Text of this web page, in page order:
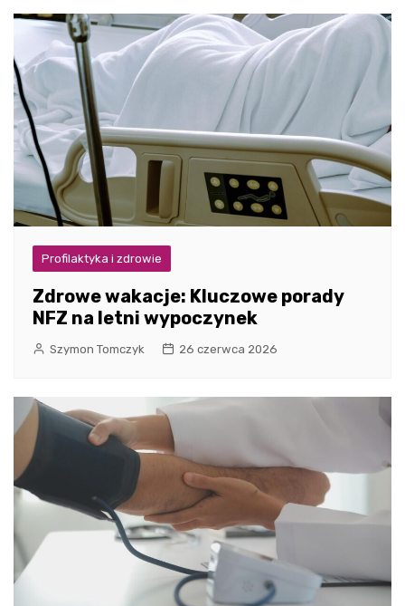
Profilaktyka i zdrowie
Zdrowe wakacje: Kluczowe porady
NFZ na letni wypoczynek
Szymon Tomczyk 26 czerwca 2026